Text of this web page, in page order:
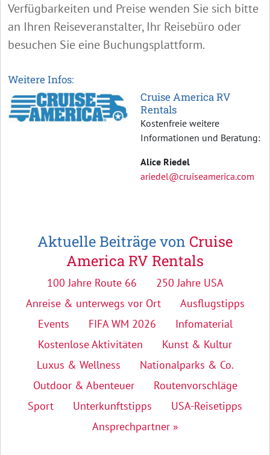
Verfügbarkeiten und Preise wenden Sie sich bitte
an Ihren Reiseveranstalter, Ihr Reisebüro oder
besuchen Sie eine Buchungsplattform.
Weitere Infos:
Cruise America RV
Rentals
Kostenfreie weitere
Informationen und Beratung:
Alice Riedel
ariedel@cruiseamerica.com
Aktuelle Beiträge von Cruise
America RV Rentals
100 Jahre Route 66
250 Jahre USA
Anreise & unterwegs vor Ort
Ausflugstipps
Events
FIFA WM 2026
Infomaterial
Kostenlose Aktivitäten
Kunst & Kultur
Luxus & Wellness
Nationalparks & Co.
Outdoor & Abenteuer
Routenvorschläge
Sport
Unterkunftstipps
USA-Reisetipps
Ansprechpartner »